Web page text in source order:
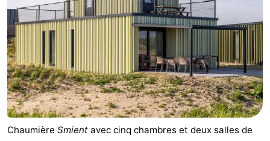
Chaumière Smient avec cinq chambres et deux salles de